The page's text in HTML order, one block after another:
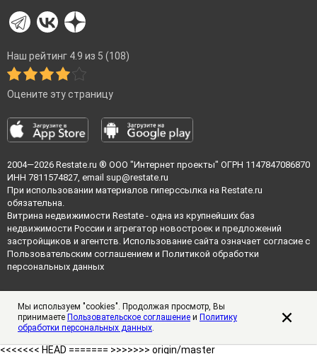
Наш рейтинг 4.9 из 5 (108)
Оцените эту страницу
2004—2026 Restate.ru ® ООО "Интернет проекты" ОГРН 1147847086870
ИНН 7811574827, email sup@restate.ru
При использовании материалов гиперссылка на Restate.ru
обязательна.
Витрина недвижимости Restate - одна из крупнейших баз
недвижимости России и агрегатор новостроек и предложений
застройщиков и агентств. Использование сайта означает согласие с
Пользовательским соглашением и Политикой обработки
персональных данных
Мы используем "cookies". Продолжая просмотр, Вы
принимаете Пользовательское соглашение и Политику
обработки персональных данных.
<<<<<<< HEAD ======= >>>>>>> origin/master